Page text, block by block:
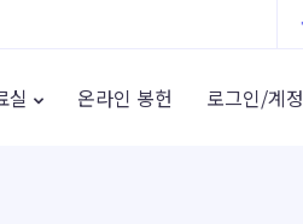
실 온라인 봉헌 로그인/계정